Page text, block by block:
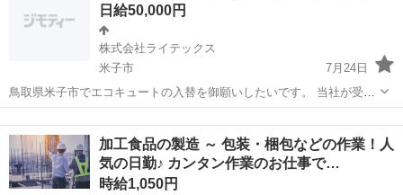
日給50,000円
株式会社ライテックス
米子市
7月24日
鳥取県米子市でエコキュートの入替を御願いしたいです。 当社が受注
してきますので現場調査、施工を御願いしたいです。 施工出来高によ
り日給もしくは月給としてお支払いします。 一度お会いして詳しいこ
とは打ち合わせさせて頂ければと思...
加工食品の製造 ～ 包装・梱包などの作業！人
気の日勤♪ カンタン作業のお仕事で…
時給1,050円